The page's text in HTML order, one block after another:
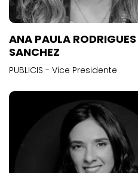
ANA PAULA RODRIGUES
SANCHEZ
PUBLICIS - Vice Presidente